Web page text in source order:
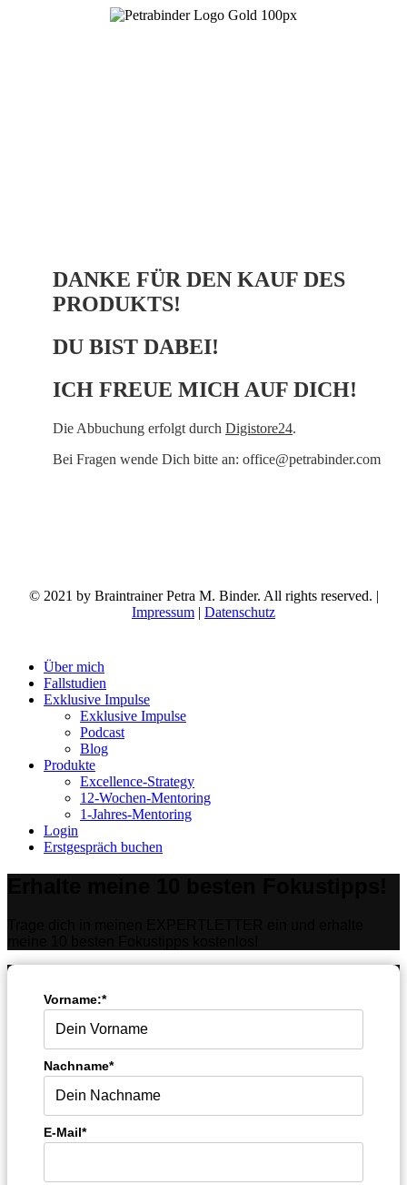
DANKE FÜR DEN KAUF DES
PRODUKTS!
DU BIST DABEI!
ICH FREUE MICH AUF DICH!
Die Abbuchung erfolgt durch Digistore24.
Bei Fragen wende Dich bitte an: office@petrabinder.com
© 2021 by Braintrainer Petra M. Binder. All rights reserved. |
Impressum | Datenschutz
Close
Menu
Über mich
Fallstudien
Exklusive Impulse
Exklusive Impulse
Podcast
Blog
Produkte
Excellence-Strategy
12-Wochen-Mentoring
1-Jahres-Mentoring
Login
Erstgespräch buchen
Vorname:*
Nachname*
E-Mail*